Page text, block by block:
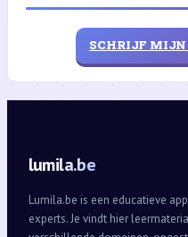
SCHRIJF MIJN
lumila.be
Lumila.be is een educatieve
experts. Je vindt hier